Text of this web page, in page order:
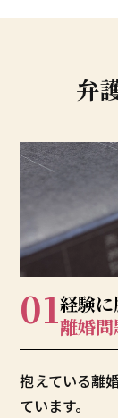
弁
01経験に
離婚
抱えている離
ています。